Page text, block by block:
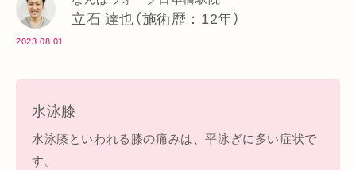
立石 達也（施術歴：12年）
2023.08.01
水泳膝
水泳膝といわれる膝の痛みは、平泳ぎに多い症状で
す。